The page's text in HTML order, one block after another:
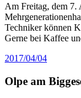
Am Freitag, dem
Techniker können
Gerne bei Kaffee
2017/04/04
Olpe am